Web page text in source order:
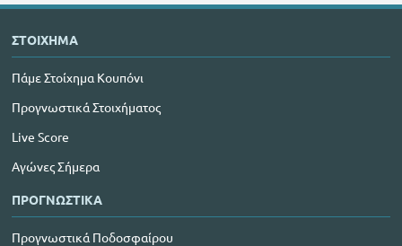
ΣΤΟΙΧΗΜΑ
Πάμε Στοίχημα Κουπόνι
Προγνωστικά Στοιχήματος
Live Score
Αγώνες Σήμερα
ΠΡΟΓΝΩΣΤΙΚΑ
Προγνωστικά Ποδοσφαίρου